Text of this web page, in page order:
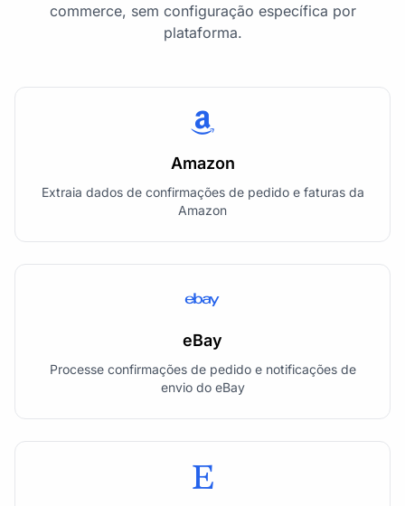
commerce, sem configuração específica por
plataforma.
Amazon
Extraia dados de confirmações de pedido e faturas da
Amazon
eBay
Processe confirmações de pedido e notificações de
envio do eBay